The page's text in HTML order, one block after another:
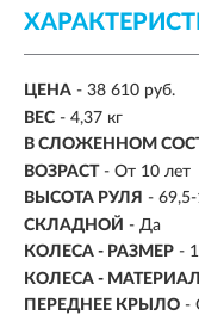
ЦЕНА - 38 610 руб.
ВЕС - 4,37 кг
В СЛОЖЕННОМ
ВОЗРАСТ - От 10 лет
ВЫСОТА РУЛЯ -
СКЛАДНОЙ - Да
КОЛЕСА - РАЗМЕР -
КОЛЕСА - МАТЕРИАЛ
ПЕРЕДНЕЕ КРЫЛО -